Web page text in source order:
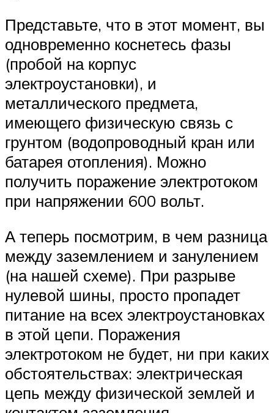
Представьте, что в этот момент, вы
одновременно коснетесь фазы
(пробой на корпус
электроустановки), и
металлического предмета,
имеющего физическую связь с
грунтом (водопроводный кран или
батарея отопления). Можно
получить поражение электротоком
при напряжении 600 вольт.
А теперь посмотрим, в чем разница
между заземлением и занулением
(на нашей схеме). При разрыве
нулевой шины, просто пропадет
питание на всех электроустановках
в этой цепи. Поражения
электротоком не будет, ни при каких
обстоятельствах: электрическая
цепь между физической землей и